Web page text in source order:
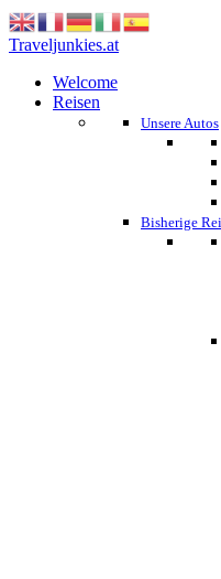
Traveljunkies.at
Welcome
Reisen
Unsere Autos
Bisherige